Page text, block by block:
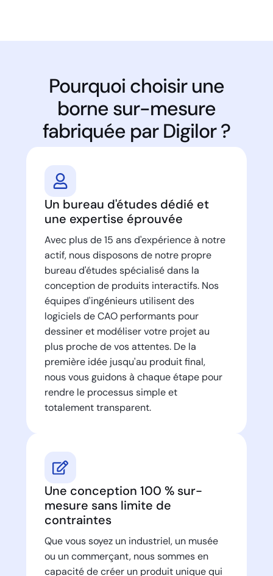
Pourquoi choisir une
borne sur-mesure
fabriquée par Digilor ?
Un bureau d'études dédié et
une expertise éprouvée
Avec plus de 15 ans d'expérience à notre
actif, nous disposons de notre propre
bureau d'études spécialisé dans la
conception de produits interactifs. Nos
équipes d'ingénieurs utilisent des
logiciels de CAO performants pour
dessiner et modéliser votre projet au
plus proche de vos attentes. De la
première idée jusqu'au produit final,
nous vous guidons à chaque étape pour
rendre le processus simple et
totalement transparent.
Une conception 100 % sur-
mesure sans limite de
contraintes
Que vous soyez un industriel, un musée
ou un commerçant, nous sommes en
capacité de créer un produit unique qui